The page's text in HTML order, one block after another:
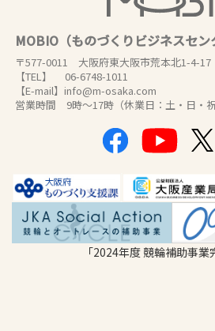
MOBIO（ものづくりビジネスセン
〒577-0011 大阪府東大阪市荒本北1-4-17
【TEL】 06-6748-1011
【E-mail】info@m-osaka.com
営業時間 9時～17時（休業日：土・日・祝
「2024年度 競輪補助事